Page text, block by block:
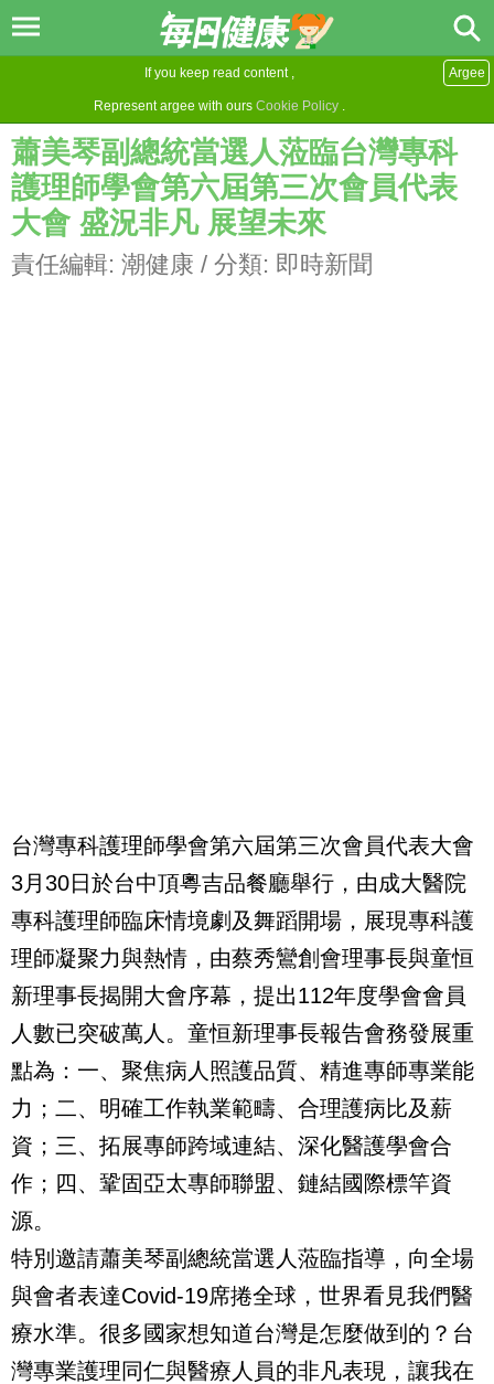
If you keep read content ,
Represent argee with ours Cookie Policy .
Argee
蕭美琴副總統當選人蒞臨台灣專科
護理師學會第六屆第三次會員代表
大會 盛況非凡 展望未來
責任編輯: 潮健康 / 分類: 即時新聞
台灣專科護理師學會第六屆第三次會員代表大會
3月30日於台中頂粵吉品餐廳舉行，由成大醫院
專科護理師臨床情境劇及舞蹈開場，展現專科護
理師凝聚力與熱情，由蔡秀鸞創會理事長與童恒
新理事長揭開大會序幕，提出112年度學會會員
人數已突破萬人。童恒新理事長報告會務發展重
點為：一、聚焦病人照護品質、精進專師專業能
力；二、明確工作執業範疇、合理護病比及薪
資；三、拓展專師跨域連結、深化醫護學會合
作；四、鞏固亞太專師聯盟、鏈結國際標竿資
源。
特別邀請蕭美琴副總統當選人蒞臨指導，向全場
與會者表達Covid-19席捲全球，世界看見我們醫
療水準。很多國家想知道台灣是怎麼做到的？台
灣專業護理同仁與醫療人員的非凡表現，讓我在